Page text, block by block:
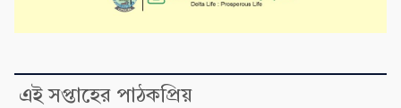
এই সপ্তাহের পাঠকপ্রিয়